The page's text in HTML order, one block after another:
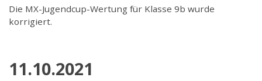
Die MX-Jugendcup-Wertung für Klasse 9b wurde
korrigiert.
11.10.2021